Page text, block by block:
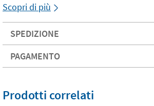
Scopri di più
SPEDIZIONE
PAGAMENTO
Prodotti correlati